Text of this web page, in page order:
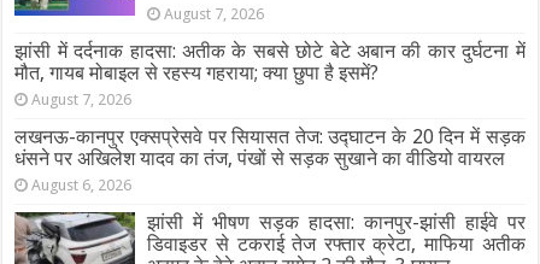
August 7, 2026
झांसी में दर्दनाक हादसा: अतीक के सबसे छोटे बेटे अबान की कार दुर्घटना में
मौत, गायब मोबाइल से रहस्य गहराया; क्या छुपा है इसमें?
August 7, 2026
लखनऊ-कानपुर एक्सप्रेसवे पर सियासत तेज: उद्घाटन के 20 दिन में सड़क
धंसने पर अखिलेश यादव का तंज, पंखों से सड़क सुखाने का वीडियो वायरल
August 6, 2026
झांसी में भीषण सड़क हादसा: कानपुर-झांसी हाईवे पर
डिवाइडर से टकराई तेज रफ्तार क्रेटा, माफिया अतीक